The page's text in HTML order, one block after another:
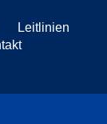
Leitlinien